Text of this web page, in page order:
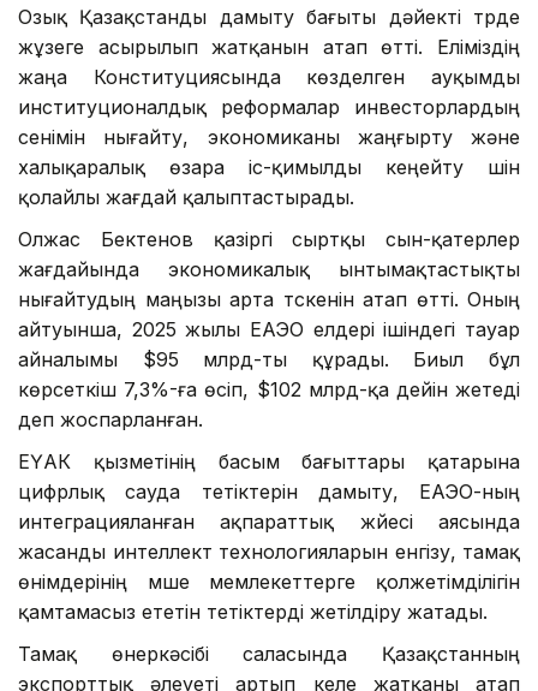
Озық Қазақстанды дамыту бағыты дәйекті түрде
жұзеге асырылып жатқанын атап өтті. Еліміздің
жаңа Конституциясында көзделген ауқымды
институционалдық реформалар инвесторлардың
сенімін нығайту, экономиканы жаңғырту және
халықаралық өзара іс-қимылды кеңейту үшін
қолайлы жағдай қалыптастырады.
Олжас Бектенов қазіргі сыртқы сын-қатерлер
жағдайында экономикалық ынтымақтастықты
нығайтудың маңызы арта түскенін атап өтті. Оның
айтуынша, 2025 жылы ЕАЭО елдері ішіндегі тауар
айналымы $95 млрд-ты құрады. Биыл бұл
көрсеткіш 7,3%-ға өсіп, $102 млрд-қа дейін жетеді
деп жоспарланған.
ЕҮАК қызметінің басым бағыттары қатарына
цифрлық сауда тетіктерін дамыту, ЕАЭО-ның
интеграцияланған ақпараттық жүйесі аясында
жасанды интеллект технологияларын енгізу, тамақ
өнімдерінің мүше мемлекеттерге қолжетімділігін
қамтамасыз ететін тетіктерді жетілдіру жатады.
Тамақ өнеркәсібі саласында Қазақстанның
экспорттық әлеуеті артып келе жатқаны атап